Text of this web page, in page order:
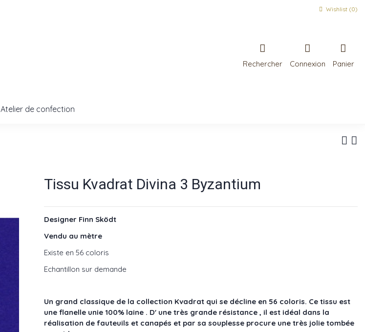
Wishlist (0)
Rechercher Connexion Panier
Atelier de confection
Tissu Kvadrat Divina 3 Byzantium
Designer Finn Sködt
Vendu au mètre
Existe en 56 coloris
Echantillon sur demande
Un grand classique de la collection Kvadrat qui se décline en 56 coloris. Ce tissu est
une flanelle unie 100% laine . D' une très grande résistance , il est idéal dans la
réalisation de fauteuils et canapés et par sa souplesse procure une très jolie tombée